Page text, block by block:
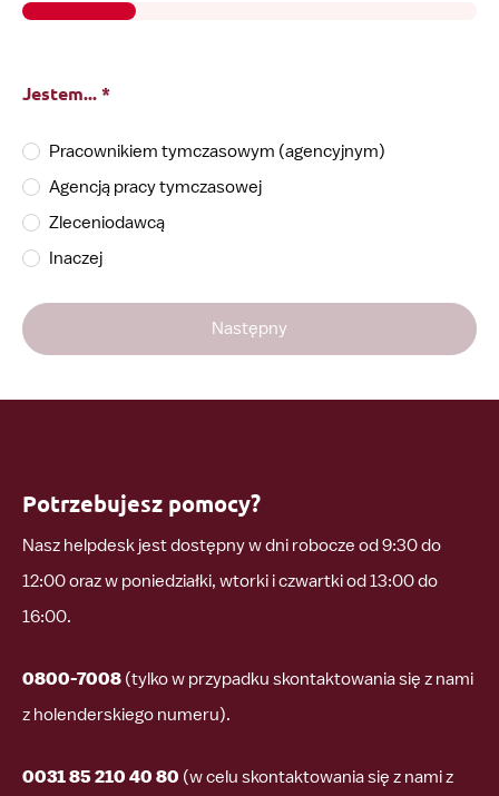
Jestem...*
Pracownikiem tymczasowym (agencyjnym)
Agencją pracy tymczasowej
Zleceniodawcą
Inaczej
Następny
Potrzebujesz pomocy?
Nasz helpdesk jest dostępny w dni robocze od 9:30 do
12:00 oraz w poniedziałki, wtorki i czwartki od 13:00 do
16:00.
0800-7008 (tylko w przypadku skontaktowania się z nami
z holenderskiego numeru).
0031 85 210 40 80 (w celu skontaktowania się z nami z